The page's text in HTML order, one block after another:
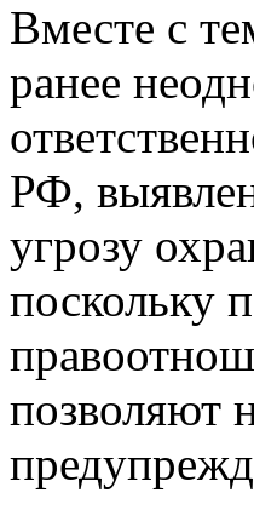
Вместе с
ранее
РФ,
угрозу
поскольку
позволяют